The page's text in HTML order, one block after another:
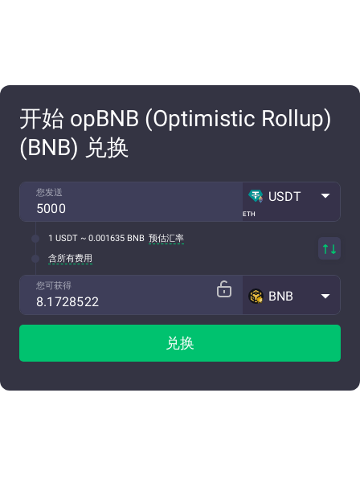
开始 opBNB (Optimistic Rollup)
(BNB) 兑换
您发送
ETH
USDT
1 USDT ~ 0.001635 BNB 预估汇率
含所有费用
您可获得
BNB
兑换